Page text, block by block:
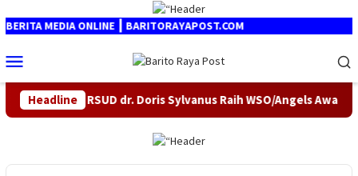
ke
MEDIA ONLINE ┃ BARITORAYAPOST.COM
Mobile
HeadlineRSUD dr. Doris Sylvanus Raih WSO/Angels Award